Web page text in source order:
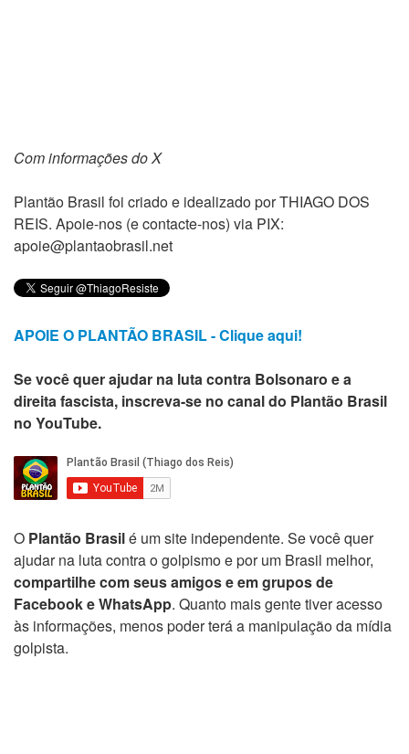
Com informações do X
Plantão Brasil foi criado e idealizado por THIAGO DOS
REIS. Apoie-nos (e contacte-nos) via PIX:
apoie@plantaobrasil.net
APOIE O PLANTÃO BRASIL - Clique aqui!
Se você quer ajudar na luta contra Bolsonaro e a
direita fascista, inscreva-se no canal do Plantão Brasil
no YouTube.
O Plantão Brasilé um site independente. Se você quer
ajudar na luta contra o golpismo e por um Brasil melhor,
compartilhe com seus amigos e em grupos de
Facebook e WhatsApp. Quanto mais gente tiver acesso
às informações, menos poder terá a manipulação da mídia
golpista.